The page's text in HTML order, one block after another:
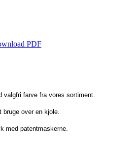
PDF
farve fra vores sortiment.
bruge over en kjole.
med patentmaskerne.